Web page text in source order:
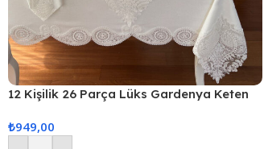
12 Kişilik 26 Parça Lüks Gardenya Keten
₺949,00